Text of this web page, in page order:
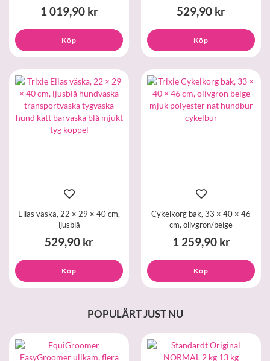
1 019,90 kr
Köp
529,90 kr
Köp
Elias väska, 22 × 29 × 40 cm,
ljusblå
529,90 kr
Köp
Cykelkorg bak, 33 × 40 × 46
cm, olivgrön/beige
1 259,90 kr
Köp
POPULÄRT JUST NU